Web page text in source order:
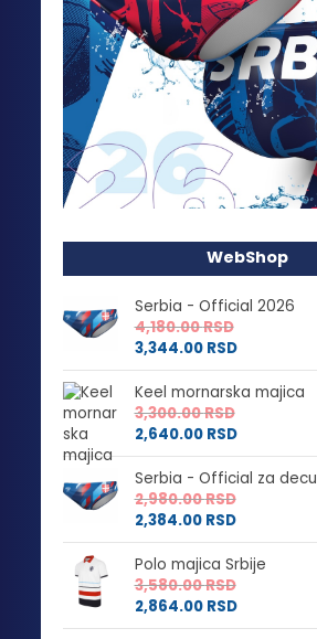
WebShop
Serbia - Official 2026
4,180.00RSD
3,344.00 RSD
Keel mornarska majica
3,300.00RSD
2,640.00 RSD
Serbia - Official za decu
2,980.00RSD
2,384.00 RSD
Polo majica Srbije
3,580.00RSD
2,864.00 RSD